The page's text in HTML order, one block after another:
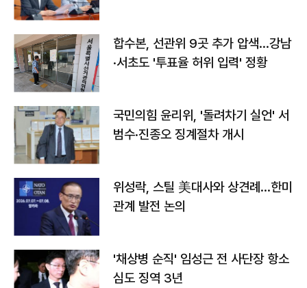
합수본, 선관위 9곳 추가 압색…강남
·서초도 '투표율 허위 입력' 정황
국민의힘 윤리위, '돌려차기 실언' 서
범수·진종오 징계절차 개시
위성락, 스틸 美대사와 상견례…한미
관계 발전 논의
'채상병 순직' 임성근 전 사단장 항소
심도 징역 3년